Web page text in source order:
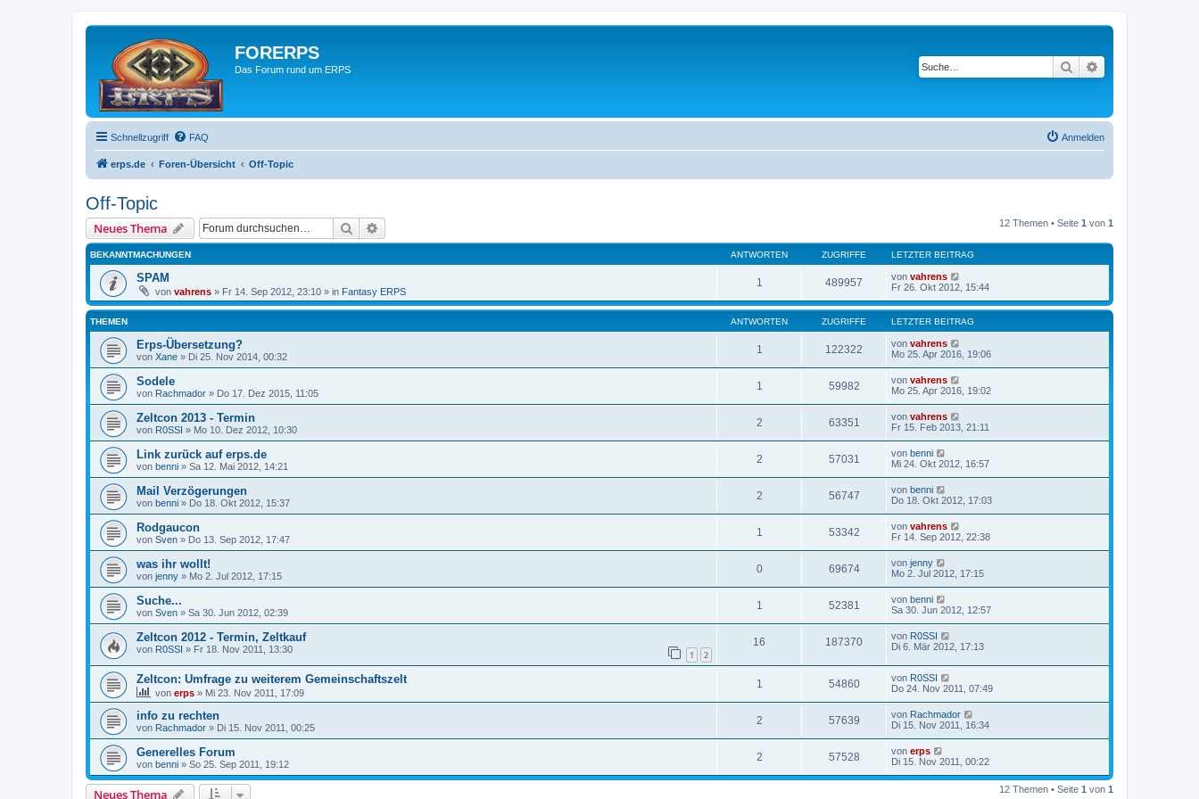
FORERPS
Das Forum rund um ERPS Suche
Schnellzugriff FAQ Anmelden
erps.de Foren-Übersicht Off-Topic
Off-Topic
Neues Thema Suche 12 Themen • Seite 1 von 1
BEKANNTMACHUNGEN ANTWORTEN ZUGRIFFE LETZTER BEITRAG
SPAM
von vahrens » Fr 14. Sep 2012, 23:10 » in Fantasy ERPS
1 489957 von vahrens
Fr 26. Okt 2012, 15:44
THEMEN ANTWORTEN ZUGRIFFE LETZTER BEITRAG
Erps-Übersetzung?
von Xane » Di 25. Nov 2014, 00:32
1 122322 von vahrens
Mo 25. Apr 2016, 19:06
Sodele
von Rachmador » Do 17. Dez 2015, 11:05
1 59982 von vahrens
Mo 25. Apr 2016, 19:02
Zeltcon 2013 - Termin
von R0SSI » Mo 10. Dez 2012, 10:30
2 63351 von vahrens
Fr 15. Feb 2013, 21:11
Link zurück auf erps.de
von benni » Sa 12. Mai 2012, 14:21
2 57031 von benni
Mi 24. Okt 2012, 16:57
Mail Verzögerungen
von benni » Do 18. Okt 2012, 15:37
2 56747 von benni
Do 18. Okt 2012, 17:03
Rodgaucon
von Sven » Do 13. Sep 2012, 17:47
1 53342 von vahrens
Fr 14. Sep 2012, 22:38
was ihr wollt!
von jenny » Mo 2. Jul 2012, 17:15
0 69674 von jenny
Mo 2. Jul 2012, 17:15
Suche...
von Sven » Sa 30. Jun 2012, 02:39
1 52381 von benni
Sa 30. Jun 2012, 12:57
Zeltcon 2012 - Termin, Zeltkauf
von R0SSI » Fr 18. Nov 2011, 13:30 1 2
16 187370 von R0SSI
Di 6. Mär 2012, 17:13
Zeltcon: Umfrage zu weiterem Gemeinschaftszelt
von erps » Mi 23. Nov 2011, 17:09
1 54860 von R0SSI
Do 24. Nov 2011, 07:49
info zu rechten
von Rachmador » Di 15. Nov 2011, 00:25
2 57639 von Rachmador
Di 15. Nov 2011, 16:34
Generelles Forum
von benni » So 25. Sep 2011, 19:12
2 57528 von erps
Di 15. Nov 2011, 00:22
Neues Thema 12 Themen • Seite 1 von 1